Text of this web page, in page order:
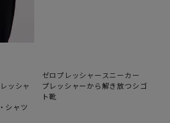
ッシャ
シャツ
ゼロプレッシャースニーカー
プレッシャーから解き放つシゴ
ト靴